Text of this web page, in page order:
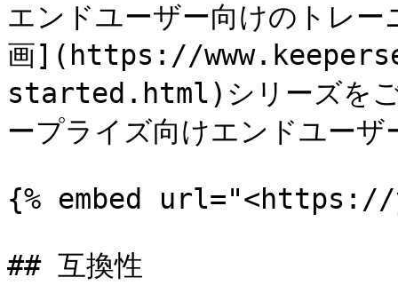
エンドユーザー向けのトレ
画](https://
started.html)シリーズをご
ープライズ向けエンドユーザ
{% embed url="<https://
## 互換性